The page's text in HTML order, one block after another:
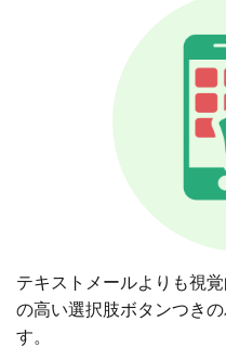
テキストメールよりも視
の高い選択肢ボタンつき
す。